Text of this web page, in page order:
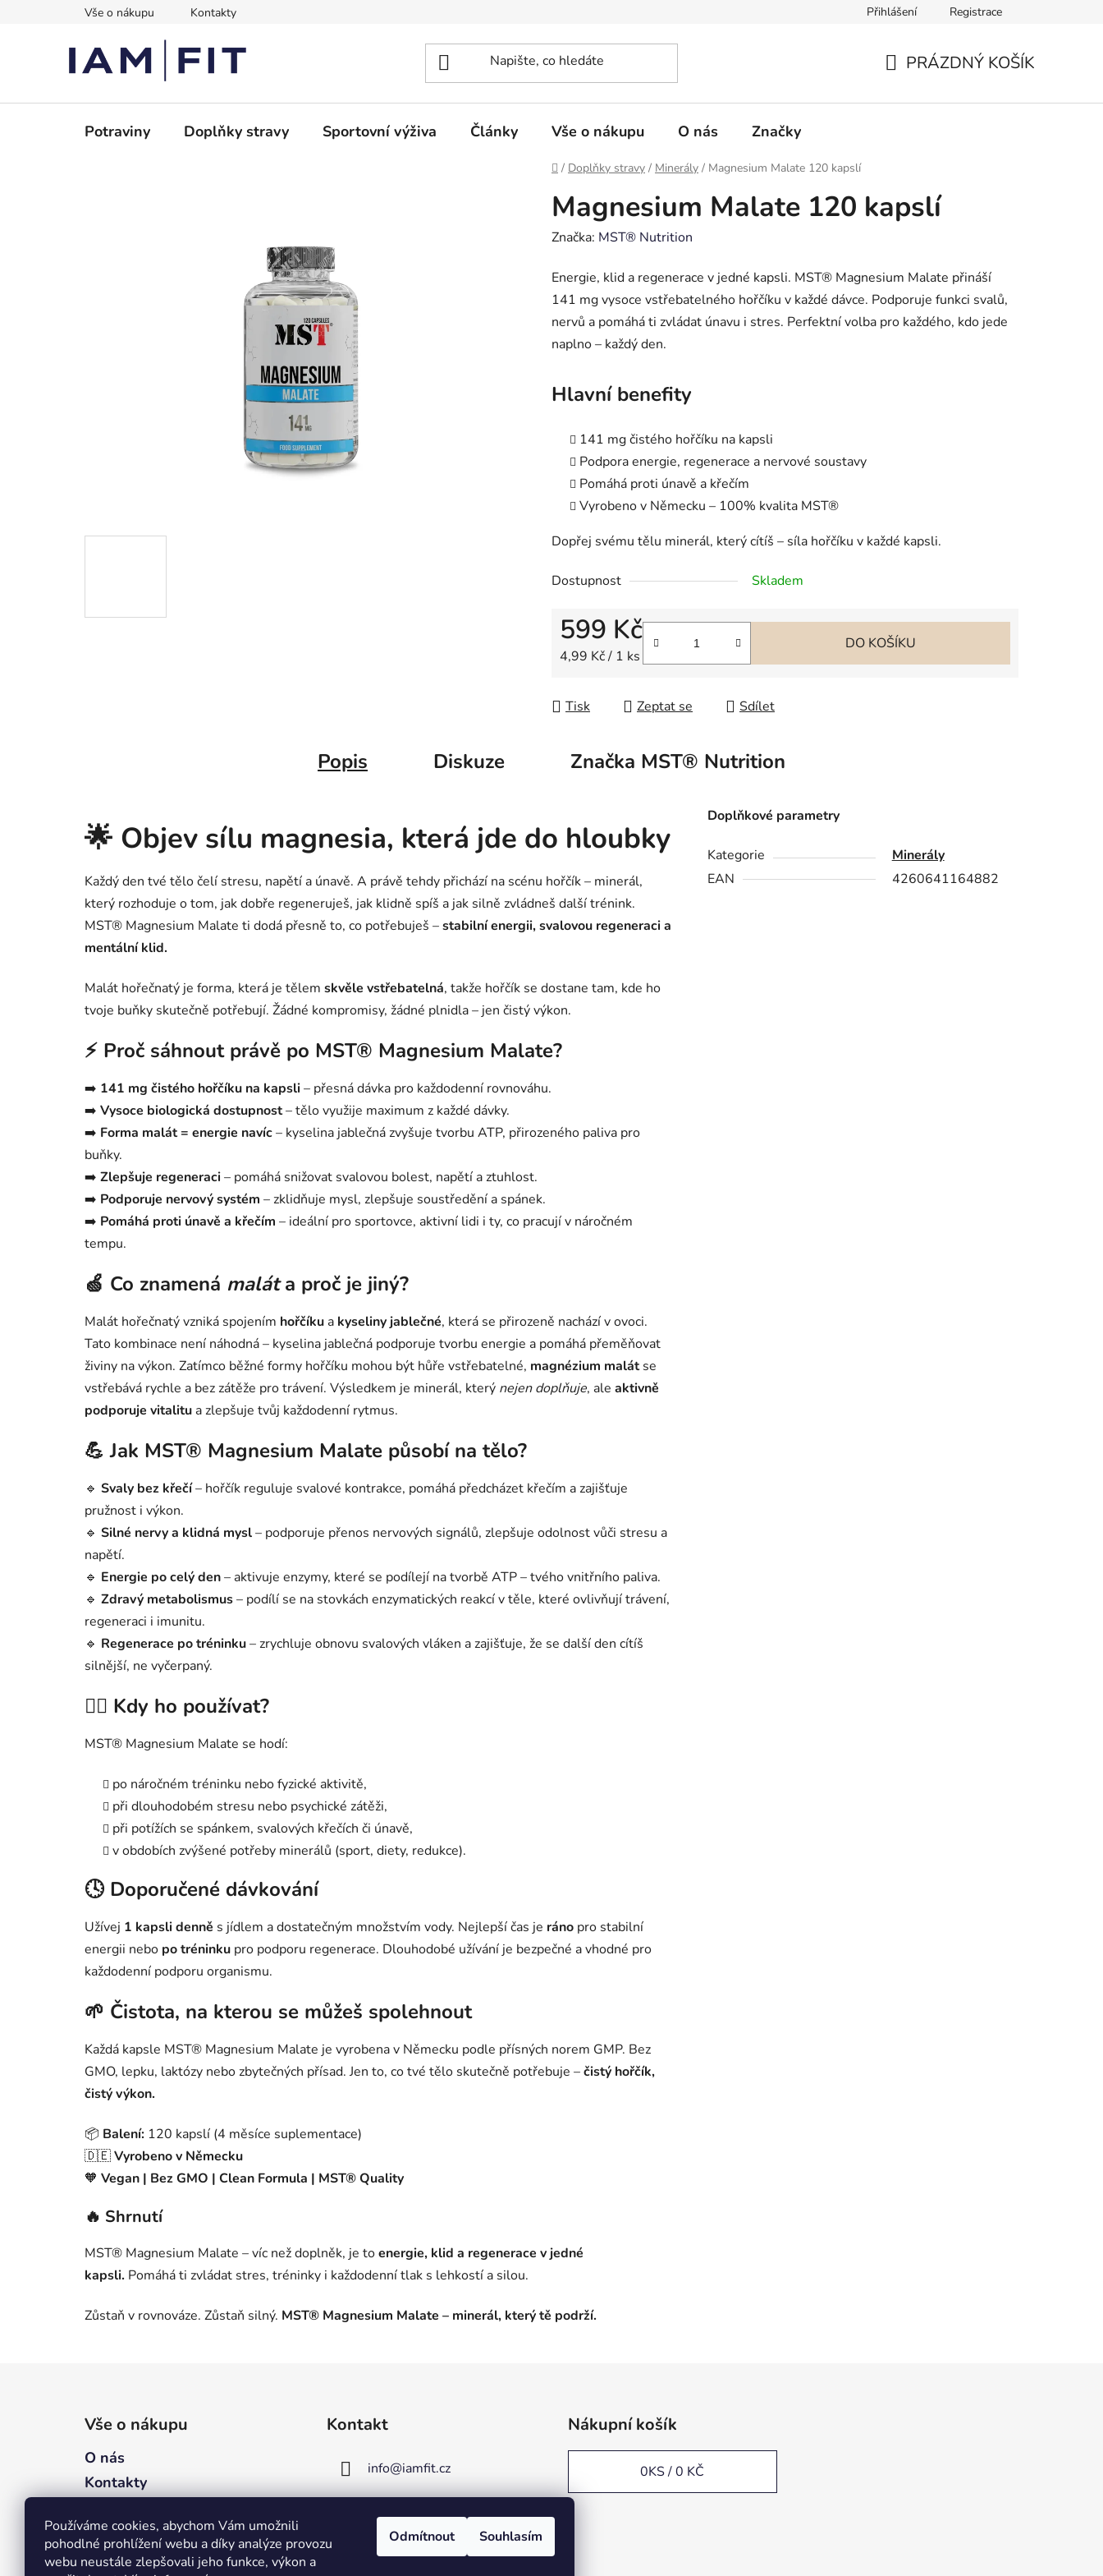
Používáme cookies, abychom Vám umožnili
pohodlné prohlížení webu a díky analýze provozu
webu neustále zlepšovali jeho funkce, výkon a
Odmítnout Souhlasím
Vše o nákupu Kontakty Přihlášení Registrace
PRÁZDNÝ KOŠÍK
Potraviny Doplňky stravy Sportovní výživa Články Vše o nákupu O nás Značky
Domů
/ Doplňky stravy / Minerály / Magnesium Malate 120 kapslí
Magnesium Malate 120 kapslí
Značka: MST® Nutrition
Energie, klid a regenerace v jedné kapsli. MST® Magnesium Malate přináší
141 mg vysoce vstřebatelného hořčíku v každé dávce. Podporuje funkci svalů,
nervů a pomáhá ti zvládat únavu i stres. Perfektní volba pro každého, kdo jede
naplno – každý den.
Hlavní benefity
141 mg čistého hořčíku na kapsli
Podpora energie, regenerace a nervové soustavy
Pomáhá proti únavě a křečím
Vyrobeno v Německu – 100% kvalita MST®
Dopřej svému tělu minerál, který cítíš – síla hořčíku v každé kapsli.
Dostupnost Skladem
599 Kč
Měrná cena:
4,99 Kč / 1 ks
DO KOŠÍKU
Tisk Zeptat se Sdílet
Popis Diskuze Značka MST® Nutrition
🌟 Objev sílu magnesia, která jde do hloubky
Každý den tvé tělo čelí stresu, napětí a únavě. A právě tehdy přichází na scénu hořčík – minerál,
který rozhoduje o tom, jak dobře regeneruješ, jak klidně spíš a jak silně zvládneš další trénink.
MST® Magnesium Malate ti dodá přesně to, co potřebuješ –stabilní energii, svalovou regeneraci a
mentální klid.
Malát hořečnatý je forma, která je tělem skvěle vstřebatelná, takže hořčík se dostane tam, kde ho
tvoje buňky skutečně potřebují. Žádné kompromisy, žádné plnidla – jen čistý výkon.
⚡ Proč sáhnout právě po MST® Magnesium Malate?
➡️ 141 mg čistého hořčíku na kapsli– přesná dávka pro každodenní rovnováhu.
➡️ Vysoce biologická dostupnost– tělo využije maximum z každé dávky.
➡️ Forma malát = energie navíc– kyselina jablečná zvyšuje tvorbu ATP, přirozeného paliva pro
buňky.
➡️ Zlepšuje regeneraci– pomáhá snižovat svalovou bolest, napětí a ztuhlost.
➡️ Podporuje nervový systém – zklidňuje mysl, zlepšuje soustředění a spánek.
➡️ Pomáhá proti únavě a křečím – ideální pro sportovce, aktivní lidi i ty, co pracují v náročném
tempu.
🍏 Co znamená maláta proč je jiný?
Malát hořečnatý vzniká spojením hořčíku a kyseliny jablečné, která se přirozeně nachází v ovoci.
Tato kombinace není náhodná – kyselina jablečná podporuje tvorbu energie a pomáhá přeměňovat
živiny na výkon. Zatímco běžné formy hořčíku mohou být hůře vstřebatelné, magnézium malátse
vstřebává rychle a bez zátěže pro trávení. Výsledkem je minerál, který nejen doplňuje, ale aktivně
podporuje vitalitu a zlepšuje tvůj každodenní rytmus.
💪 Jak MST® Magnesium Malate působí na tělo?
🔹 Svaly bez křečí– hořčík reguluje svalové kontrakce, pomáhá předcházet křečím a zajišťuje
pružnost i výkon.
🔹 Silné nervy a klidná mysl– podporuje přenos nervových signálů, zlepšuje odolnost vůči stresu a
napětí.
🔹 Energie po celý den– aktivuje enzymy, které se podílejí na tvorbě ATP – tvého vnitřního paliva.
🔹 Zdravý metabolismus– podílí se na stovkách enzymatických reakcí v těle, které ovlivňují trávení,
regeneraci i imunitu.
🔹 Regenerace po tréninku– zrychluje obnovu svalových vláken a zajišťuje, že se další den cítíš
silnější, ne vyčerpaný.
🧘‍♀️ Kdy ho používat?
MST® Magnesium Malate se hodí:
po náročném tréninku nebo fyzické aktivitě,
při dlouhodobém stresu nebo psychické zátěži,
při potížích se spánkem, svalových křečích či únavě,
v obdobích zvýšené potřeby minerálů (sport, diety, redukce).
🕓 Doporučené dávkování
Užívej 1 kapsli denně s jídlem a dostatečným množstvím vody. Nejlepší čas je ráno pro stabilní
energii nebo po tréninku pro podporu regenerace. Dlouhodobé užívání je bezpečné a vhodné pro
každodenní podporu organismu.
🌱 Čistota, na kterou se můžeš spolehnout
Každá kapsle MST® Magnesium Malate je vyrobena v Německu podle přísných norem GMP. Bez
GMO, lepku, laktózy nebo zbytečných přísad. Jen to, co tvé tělo skutečně potřebuje –čistý hořčík,
čistý výkon.
📦 Balení: 120 kapslí (4 měsíce suplementace)
🇩🇪Vyrobeno v Německu
🧡 Vegan | Bez GMO | Clean Formula | MST® Quality
🔥 Shrnutí
MST® Magnesium Malate – víc než doplněk, je toenergie, klid a regenerace v jedné
kapsli. Pomáhá ti zvládat stres, tréninky i každodenní tlak s lehkostí a silou.
Zůstaň v rovnováze. Zůstaň silný. MST® Magnesium Malate – minerál, který tě podrží.
Doplňkové parametry
Kategorie
Minerály
EAN
4260641164882
Vše o nákupu
O nás
Kontakty
Podmínky ochrany osobních
údajů
Obchodní podmínky
Kontakt
info@iamfit.cz
Nákupní košík
0KS /0 KČ